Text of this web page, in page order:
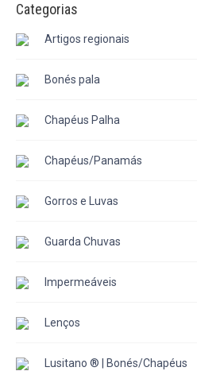
Categorias
Artigos regionais
Bonés pala
Chapéus Palha
Chapéus/Panamás
Gorros e Luvas
Guarda Chuvas
Impermeáveis
Lenços
Lusitano ® | Bonés/Chapéus